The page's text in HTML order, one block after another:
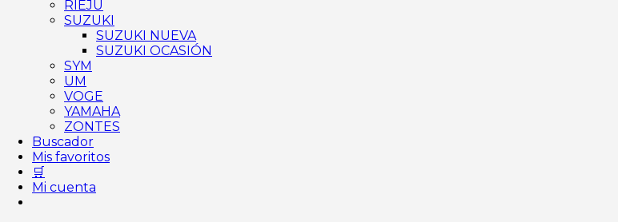
RIEJU
SUZUKI
SUZUKI NUEVA
SUZUKI OCASIÓN
SYM
UM
VOGE
YAMAHA
ZONTES
Buscador
Mis favoritos
🛒
Mi cuenta